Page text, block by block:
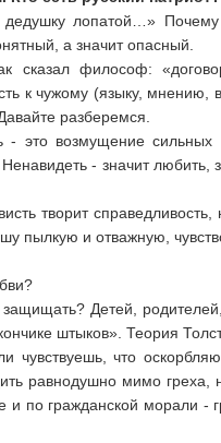
лопатой…»
а значит опасный.
сказал философ:
к чужому (языку,
разберемся.
- это возмущение
- значит
творит
пылкую и отважную,
защищать? Детей,
штыков». Теория
чувствуешь, что
равнодушно мимо
и по гражданской морали